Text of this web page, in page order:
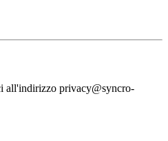
all'indirizzo privacy@syncro-